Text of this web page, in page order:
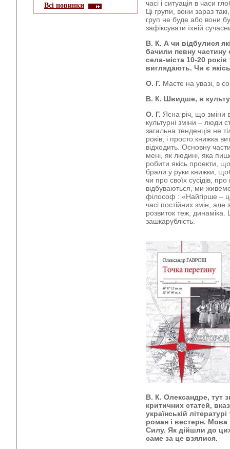
Всі новинки
часі і ситуація в часи
Ці групи, вони зараз
груп не буде або вони
зафіксувати їхній
В. К. А чи відбулися
бачили певну частину
села-міста 10-20
виглядають. Чи є якісь
О. Г. Маєте на увазі, в
В. К. Швидше, в
О. Г. Ясна річ, що зміни
культурні зміни –
загальна тенденція не
років, і просто книжка
відходить. Основну
мені, як людині, яка
робити якісь проекти,
брали у руки книжки,
чи про своїх сусідів,
відбуваються, ми
філософ : «Найгірше –
часі постійних змін, але
розвиток теж, динаміка.
зашкарублість.
В. К. Олександре, тут
критичних статей,
українській
роман і вестерн.
Силу. Як дійшли до
саме за це взялися.